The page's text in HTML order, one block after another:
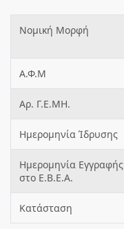
Νομική Μορφή
Α.Φ.Μ
Αρ. Γ.Ε.ΜΗ.
Ημερομηνία Ίδρυσης
Ημερομηνία Εγγραφής
στο Ε.Β.Ε.Α.
Κατάσταση